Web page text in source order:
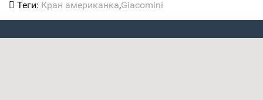
Теги: Кран американка,Giacomini